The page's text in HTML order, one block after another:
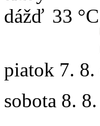
33 °C
piatok 7. 8.
sobota 8. 8.